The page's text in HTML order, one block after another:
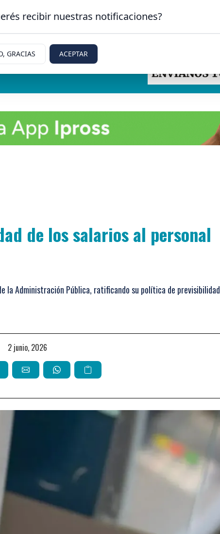
Cipolletti, Rio Negro
de los salarios al personal
la Administración Pública, ratificando su política de previsibilidad
2 junio, 2026
recibir nuestras notificaciones?
GRACIAS ACEPTAR